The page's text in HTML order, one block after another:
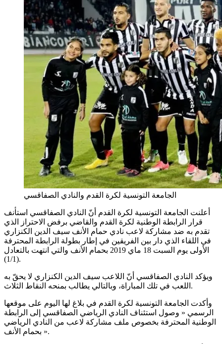
الجامعة التونسية لكرة القدم والنادي الصفاقسي
أعلنت الجامعة التونسية لكرة القدم أنّ النادي الصفاقسي استأنف
قرار الرابطة الوطنية لكرة القدم والقاضي برفض الاحتراز الذي
تقدم به ضد مشاركة لاعب نادي حمام الأنف سيف الدين الكنزاري
في اللقاء الذي دار بين الفريقين في إطار بطولة الرابطة المحترفة
الأولى يوم السبت 18 ماي 2019 بحمام الأنف والتي انتهت بالتعادل
(1/1).
ويؤكد النادي الصفاقسي أنّ اللاعب سيف الدين الكنزاري لا يحقّ به
اللعب في تلك المباراة، وبالتالي يطالب بمنحه النقاط الثلاث.
وأكدت الجامعة التونسية لكرة القدم في بلاغ لها اليوم على موقعها
الرسمي « وصول استئناف النادي الرياضي الصفاقسي إلى الرابطة
الوطنية المحترفة بخصوص ملف مشاركة لاعب من النادي الرياضي
بحمام الأنف ».